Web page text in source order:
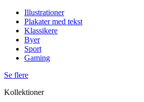
Illustrationer
Plakater med tekst
Klassikere
Byer
Sport
Gaming
Se flere
Kollektioner